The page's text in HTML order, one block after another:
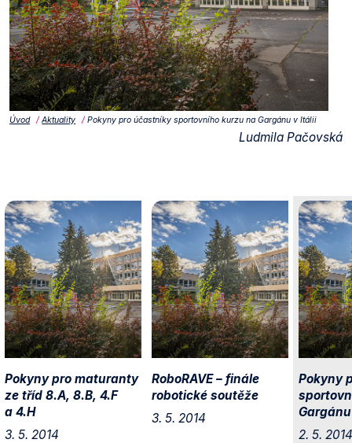
Úvod Aktuality Pokyny pro účastníky sportovního kurzu na Gargánu v Itálii
Ludmila Pačovská
Pokyny pro maturanty
ze tříd 8.A, 8.B, 4.F
a 4.H
3. 5. 2014
RoboRAVE – finále
robotické soutěže
3. 5. 2014
Pokyny
2. 5. 2014